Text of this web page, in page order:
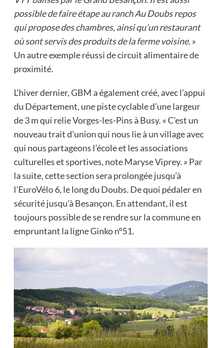
possible de faire étape au ranch Au Doubs repos
qui propose des chambres, ainsi qu’un restaurant
où sont servis des produits de la ferme voisine.»
Un autre exemple réussi de circuit alimentaire de
proximité.
L’hiver dernier, GBM a également créé, avec l’appui
du Département, une piste cyclable d’une largeur
de 3 m qui relie Vorges-les-Pins à Busy. « C’est un
nouveau trait d’union qui nous lie à un village avec
qui nous partageons l’école et les associations
culturelles et sportives, note Maryse Viprey. » Par
la suite, cette section sera prolongée jusqu’à
l’EuroVélo 6, le long du Doubs. De quoi pédaler en
sécurité jusqu’à Besançon. En attendant, il est
toujours possible de se rendre sur la commune en
empruntant la ligne Ginko n°51.